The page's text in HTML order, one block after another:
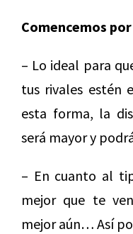
Comencemos
– Lo ideal para
tus rivales estén
esta forma, la
será mayor y
– En cuanto al
mejor que te
mejor aún… Así